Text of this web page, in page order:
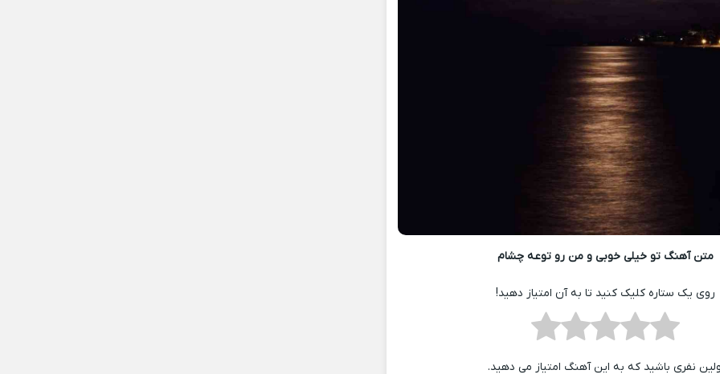
متن آهنگ تو خیلی خوبی و من رو توعه چشام
روی یک ستاره کلیک کنید تا به آن امتیاز دهید!
نفری باشید که به این آهنگ امتیاز می دهید.